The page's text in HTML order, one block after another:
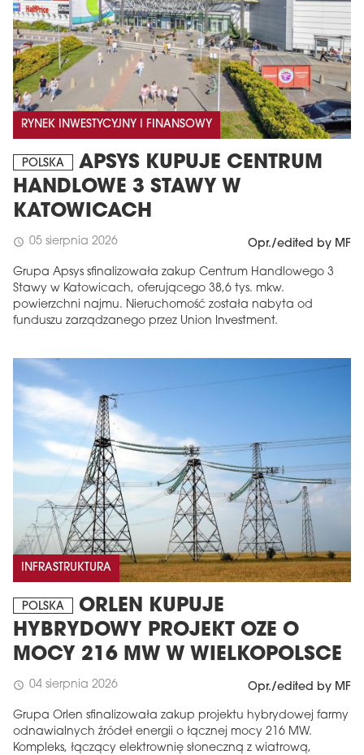
RYNEK INWESTYCYJNY I FINANSOWY
POLSKA
APSYS KUPUJE CENTRUM
HANDLOWE 3 STAWY W
KATOWICACH
schedule 05 sierpnia 2026 Opr./edited by MF
Grupa Apsys sfinalizowała zakup Centrum Handlowego 3
Stawy w Katowicach, oferującego 38,6 tys. mkw.
powierzchni najmu. Nieruchomość została nabyta od
funduszu zarządzanego przez Union Investment.
INFRASTRUKTURA
POLSKA
ORLEN KUPUJE
HYBRYDOWY PROJEKT OZE O
MOCY 216 MW W WIELKOPOLSCE
schedule 04 sierpnia 2026 Opr./edited by MF
Grupa Orlen sfinalizowała zakup projektu hybrydowej farmy
odnawialnych źródeł energii o łącznej mocy 216 MW.
Kompleks, łączący elektrownię słoneczną z wiatrową,